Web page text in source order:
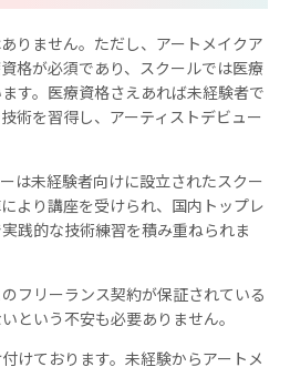
りません。ただし、アートメイクア
格が必須であり、スクールでは医療
す。医療資格さえあれば未経験者で
術を習得し、アーティストデビュー
は未経験者向けに設立されたスクー
より講座を受けられ、国内トップレ
践的な技術練習を積み重ねられま
フリーランス契約が保証されている
という不安も必要ありません。
けております。未経験からアートメ